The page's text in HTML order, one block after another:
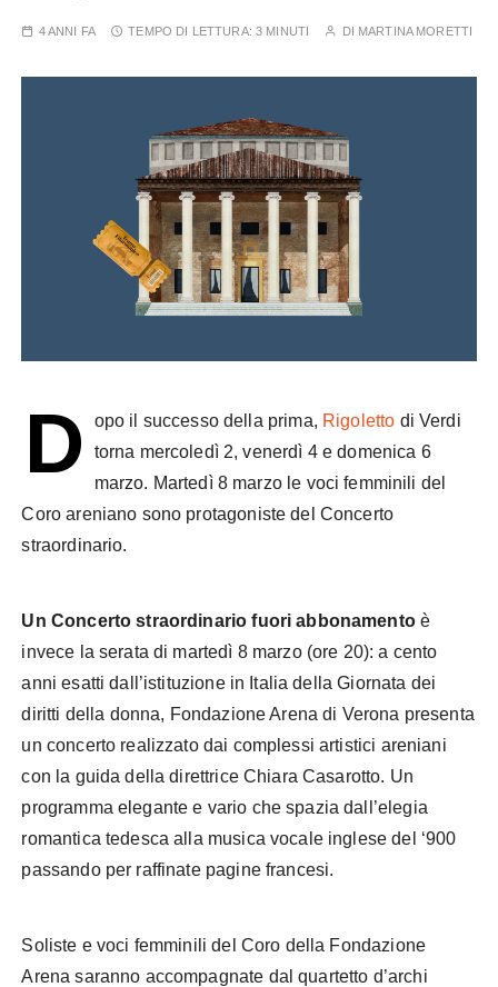
4 ANNI FA TEMPO DI LETTURA:3 MINUTI DI MARTINA MORETTI
D opo il successo della prima, Rigoletto di Verdi
torna mercoledì 2, venerdì 4 e domenica 6
marzo. Martedì 8 marzo le voci femminili del
Coro areniano sono protagoniste del Concerto
straordinario.
Un Concerto straordinario fuori abbonamentoè
invece la serata di martedì 8 marzo (ore 20): a cento
anni esatti dall’istituzione in Italia della Giornata dei
diritti della donna, Fondazione Arena di Verona presenta
un concerto realizzato dai complessi artistici areniani
con la guida della direttrice Chiara Casarotto. Un
programma elegante e vario che spazia dall’elegia
romantica tedesca alla musica vocale inglese del ‘900
passando per raffinate pagine francesi.
Soliste e voci femminili del Coro della Fondazione
Arena saranno accompagnate dal quartetto d’archi